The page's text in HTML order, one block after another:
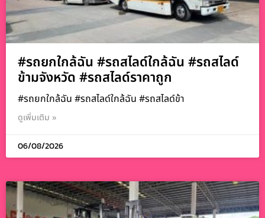
#รถยกใกล้ฉัน #รถสไลด์ใกล้ฉัน #รถสไลด์
ข้ามจังหวัด #รถสไลด์ราคาถูก
#รถยกใกล้ฉัน #รถสไลด์ใกล้ฉัน #รถสไลด์ข้า
ดูเพิ่มเติม »
06/08/2026